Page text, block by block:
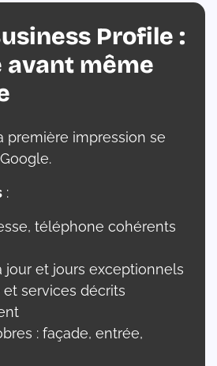
Profile :
même
première impression se
:
téléphone cohérents
jour et jours exceptionnels
services décrits
: façade, entrée,